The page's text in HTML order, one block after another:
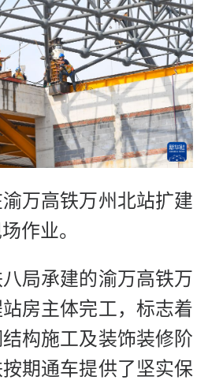
万高铁万州北站扩建
作业。
局承建的渝万高铁万
房主体完工，标志着
构施工及装饰装修阶
期通车提供了坚实保